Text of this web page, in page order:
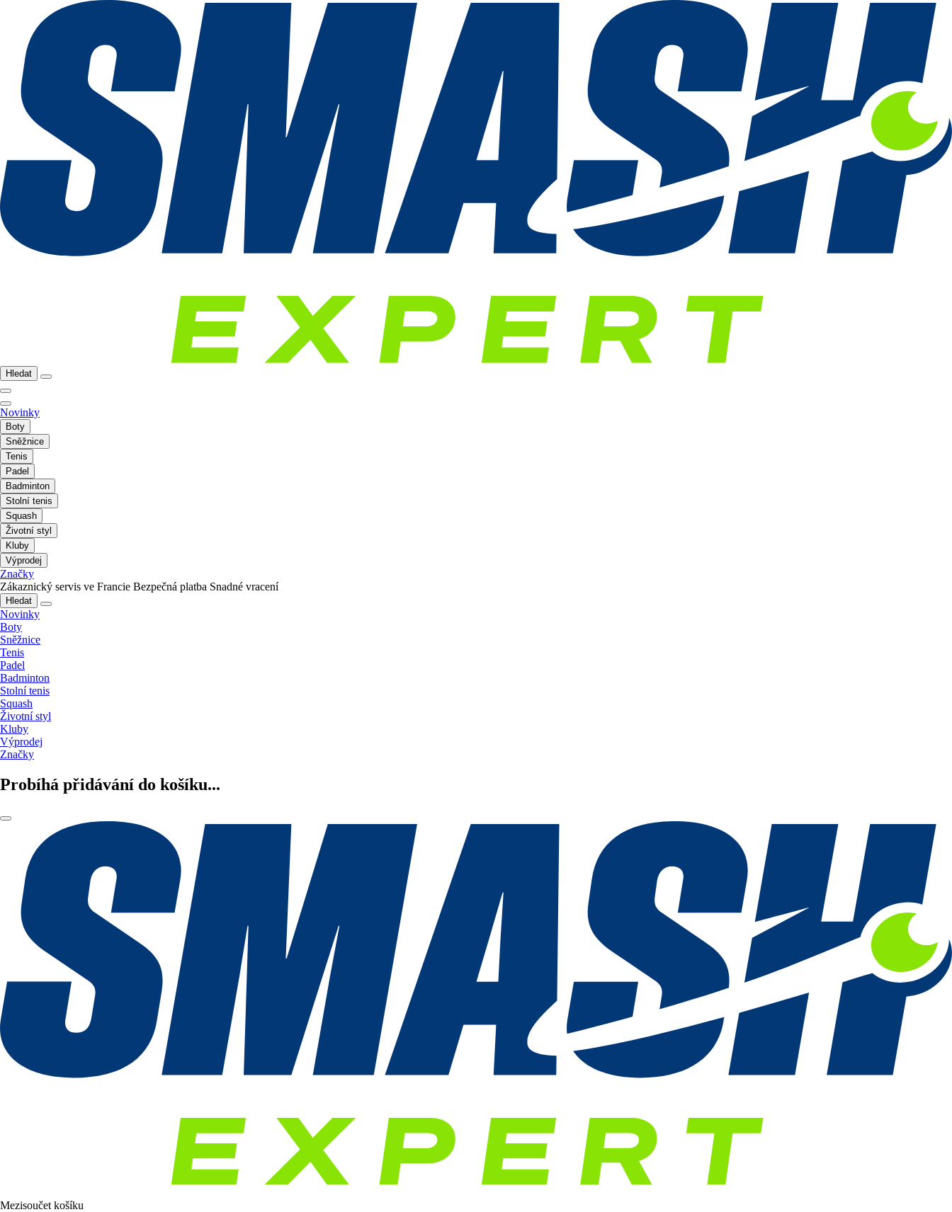
Hledat
Novinky
Boty
Sněžnice
Tenis
Padel
Badminton
Stolní tenis
Squash
Životní styl
Kluby
Výprodej
Značky
Zákaznický servis ve Francie Bezpečná platba Snadné vracení
Hledat
Novinky
Boty
Sněžnice
Tenis
Padel
Badminton
Stolní tenis
Squash
Životní styl
Kluby
Výprodej
Značky
Probíhá přidávání do košíku...
Mezisoučet košíku